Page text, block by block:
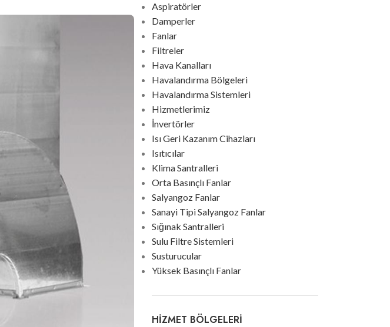
Aspiratörler
Damperler
Fanlar
Filtreler
Hava Kanalları
Havalandırma Bölgeleri
Havalandırma Sistemleri
Hizmetlerimiz
İnvertörler
Isı Geri Kazanım Cihazları
Isıtıcılar
Klima Santralleri
Orta Basınçlı Fanlar
Salyangoz Fanlar
Sanayi Tipi Salyangoz Fanlar
Sığınak Santralleri
Sulu Filtre Sistemleri
Susturucular
Yüksek Basınçlı Fanlar
HIZMET BÖLGELERI